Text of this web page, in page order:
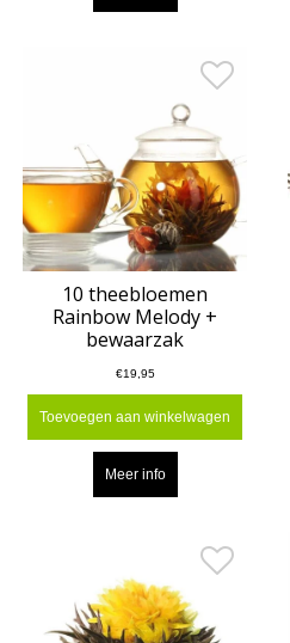
10 theebloemen
Rainbow Melody +
bewaarzak
€19,95
Toevoegen aan winkelwagen
Meer info